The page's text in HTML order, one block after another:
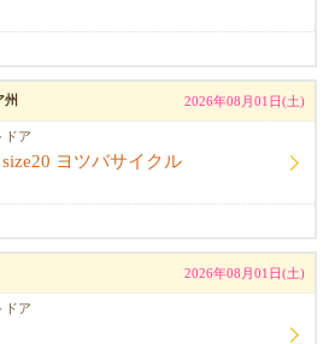
州 2026年08月01日(土)
ドア
ヨツバサイクル
2026年08月01日(土)
ドア